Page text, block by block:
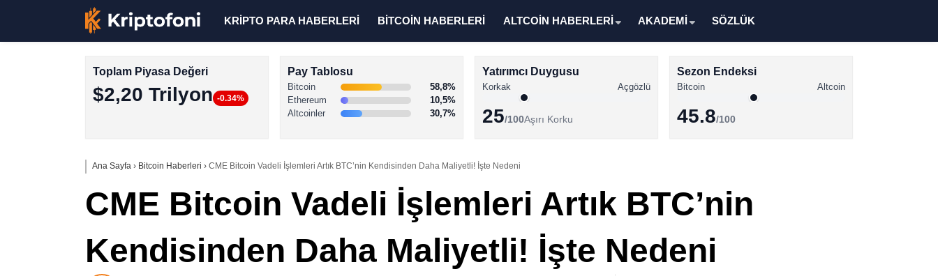
KRİPTO PARA HABERLERİ BİTCOİN HABERLERİ ALTCOİN HABERLERİ AKADEMİ SÖZLÜK
Toplam Piyasa Değeri
$2,20 Trilyon -0.34%
Pay Tablosu
Bitcoin
58,8%
Ethereum
10,5%
Altcoinler
30,7%
Yatırımcı Duygusu
Korkak Açgözlü
25/100Aşırı Korku
Sezon Endeksi
Bitcoin Altcoin
45.8/100
Ana Sayfa › Bitcoin Haberleri › CME Bitcoin Vadeli İşlemleri Artık BTC’nin Kendisinden Daha Maliyetli! İşte Nedeni
CME Bitcoin Vadeli İşlemleri Artık BTC’nin
Kendisinden Daha Maliyetli! İşte Nedeni